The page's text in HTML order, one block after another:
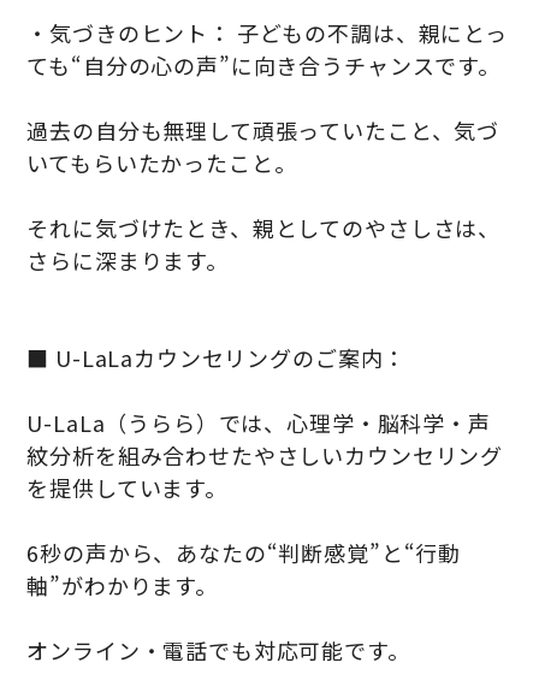
・気づきのヒント： 子どもの不調は、親にとっ
ても“自分の心の声”に向き合うチャンスです。
過去の自分も無理して頑張っていたこと、気づ
いてもらいたかったこと。
それに気づけたとき、親としてのやさしさは、
さらに深まります。
■ U-LaLaカウンセリングのご案内：
U-LaLa（うらら）では、心理学・脳科学・声
紋分析を組み合わせたやさしいカウンセリング
を提供しています。
6秒の声から、あなたの“判断感覚”と“行動
軸”がわかります。
オンライン・電話でも対応可能です。